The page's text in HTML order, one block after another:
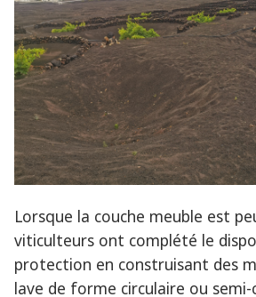
Lorsque la couche meuble est
viticulteurs ont complété le
protection en construisant des
lave de forme circulaire ou